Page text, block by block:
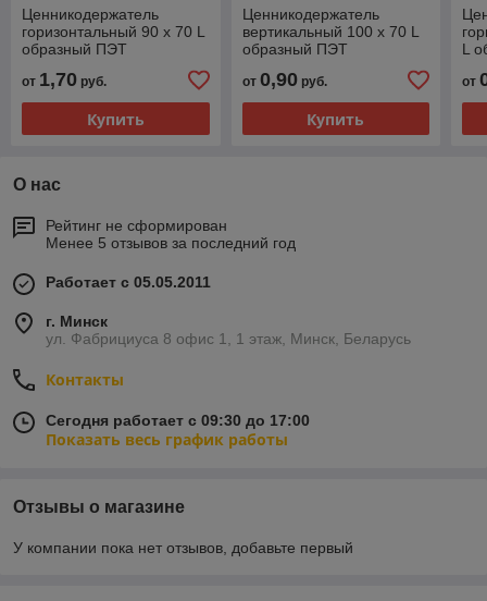
Ценникодержатель
горизонтальный 90 х 70 L
образный ПЭТ
от 1,70 руб.
Купить
Ценникодержатель
вертикальный 100 х 70 L
образный ПЭТ
от 0,90руб.
Купить
L
от
О нас
Рейтинг не сформирован
Менее 5 отзывов за последний год
Работает с 05.05.2011
г. Минск
ул. Фабрициуса 8 офис 1, 1 этаж, Минск, Беларусь
Контакты
Сегодня работает с 09:30 до 17:00
Показать весь график работы
Отзывы о магазине
У компании пока нет отзывов, добавьте первый